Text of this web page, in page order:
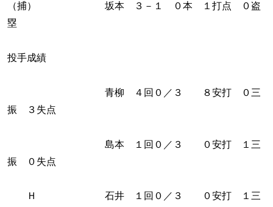
（捕） 坂本 ３－１ ０本 １打点 ０盗
塁
投手成績
青柳 ４回０／３ ８安打 ０三
振 ３失点
島本 １回０／３ ０安打 １三
振 ０失点
Ｈ 石井 １回０／３ ０安打 １三